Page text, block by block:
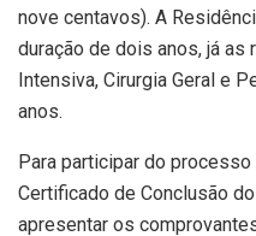
nove centavos). A
duração de dois anos, já
Intensiva, Cirurgia Geral e
anos.
Para participar do
Certificado de Conclusão
apresentar os